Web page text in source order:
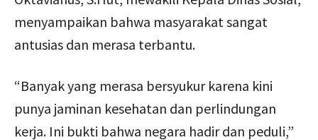
menyampaikan bahwa masyarakat sangat
antusias dan merasa terbantu.
“Banyak yang merasa bersyukur karena kini
punya jaminan kesehatan dan perlindungan
kerja. Ini bukti bahwa negara hadir dan peduli,”